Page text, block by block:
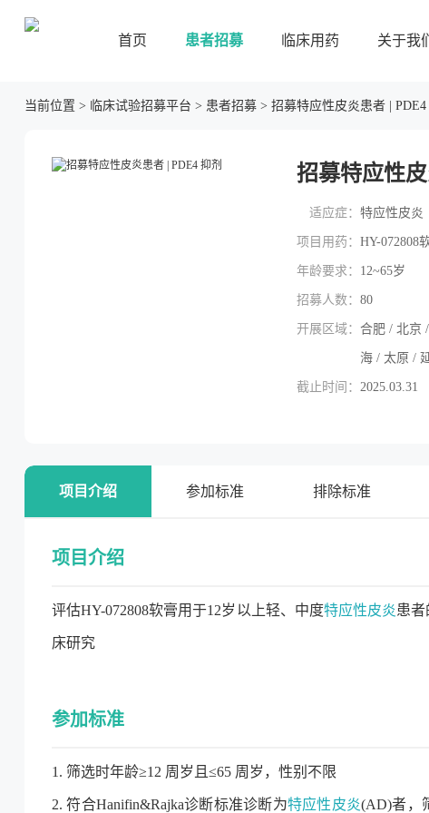
首页 患者招募 临床用药 关于我们
当前位置 > 临床试验招募平台 > 患者招募 > 招募特应性皮炎患者 | PDE4
招募特应性
适应症： 特应性皮炎
项目用药： HY-072808
年龄要求： 12~65岁
招募人数： 80
开展区域： 合肥 / 北京
海 / 太原 /
截止时间： 2025.03.31
项目介绍 参加标准 排除标准
项目介绍
评估HY-072808软膏用于12岁以上轻、中度特应性皮炎患
床研究
参加标准
1. 筛选时年龄≥12 周岁且≤65 周岁，性别不限
2. 符合Hanifin&Rajka诊断标准诊断为特应性皮炎(AD)者，